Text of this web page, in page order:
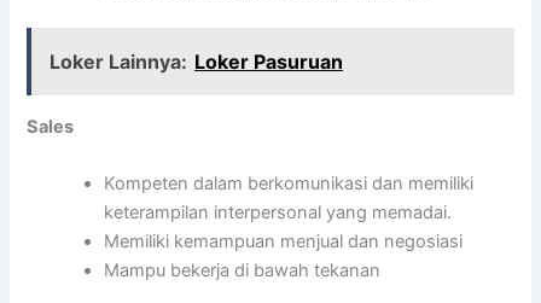
Loker Lainnya: Loker Pasuruan
Sales
Kompeten dalam berkomunikasi dan memiliki
keterampilan interpersonal yang memadai.
Memiliki kemampuan menjual dan negosiasi
Mampu bekerja di bawah tekanan